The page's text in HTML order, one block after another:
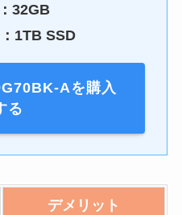
32GB
1TB SSD
Aを購入
る
デメリット